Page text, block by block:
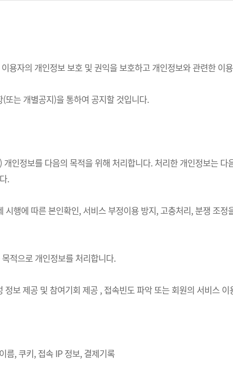
용자의 개인정보 보호 및 권익을 보호하고 개인정보와 관련한 이
또는 개별공지)을 통하여 공지할 것입니다.
인정보를 다음의 목적을 위해 처리합니다. 처리한 개인정보는 다
.
행에 따른 본인확인, 서비스 부정이용 방지, 고충처리, 분쟁 조
적으로 개인정보를 처리합니다.
보 제공 및 참여기회 제공 , 접속빈도 파악 또는 회원의 서비스
름, 쿠키, 접속 IP 정보, 결제기록